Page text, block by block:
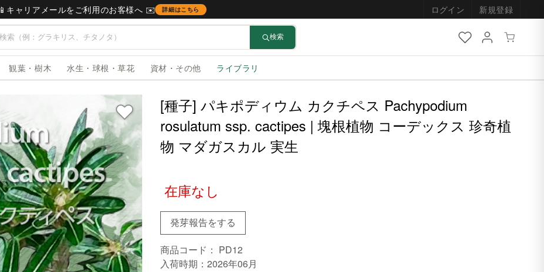
📱キャリアメールをご利用のお客様へ ✉️ 詳細はこちら ログイン 新規登録
検索
観葉・樹木 水生・球根・草花 資材・その他 ライブラリ
NEW NEW
[種子] パキポディウム カクチペス Pachypodium
rosulatum ssp. cactipes | 塊根植物 コーデックス 珍奇植
物 マダガスカル 実生
在庫なし
発芽報告をする
商品コード： PD12
入荷時期：2026年06月